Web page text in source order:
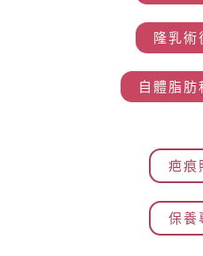
隆乳術
自體脂肪
疤痕
保養